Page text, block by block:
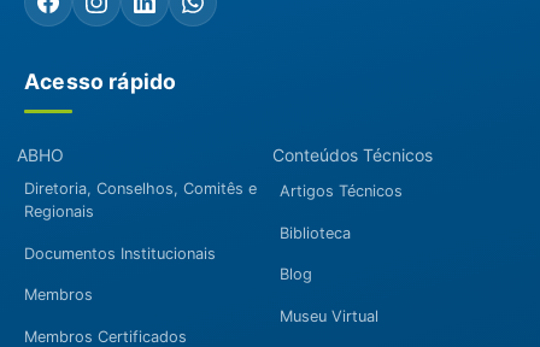
Acesso rápido
ABHO
Diretoria, Conselhos, Comitês e
Regionais
Documentos Institucionais
Membros
Membros Certificados
Conteúdos Técnicos
Artigos Técnicos
Biblioteca
Blog
Museu Virtual